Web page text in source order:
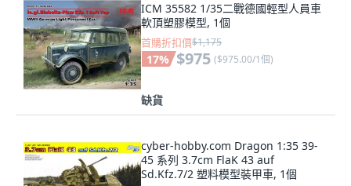
ICM 35582 1/35二戰德國輕型人員車
軟頂塑膠模型, 1個
首購折扣價$1,175
17% $975 ($975.00/1個)
缺貨
cyber-hobby.com Dragon 1:35 39-
45 系列 3.7cm FlaK 43 auf
Sd.Kfz.7/2 塑料模型裝甲車, 1個